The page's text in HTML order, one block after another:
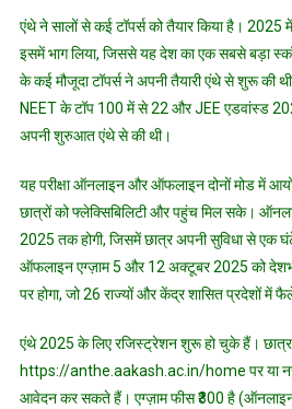
एंथे ने सालों से कई टॉपर्स को तैयार किया है। 2025
इसमें भाग लिया, जिससे यह देश का एक सबसे बड़ा
के कई मौजूदा टॉपर्स ने अपनी तैयारी एंथे से शुरू की
NEET के टॉप 100 में से 22 और JEE एडवांस्ड
अपनी शुरुआत एंथे से की थी।
यह परीक्षा ऑनलाइन और ऑफलाइन दोनों मोड में
छात्रों को फ्लेक्सिबिलिटी और पहुंच मिल सके।
2025 तक होगी, जिसमें छात्र अपनी सुविधा से एक
ऑफलाइन एग्ज़ाम 5 और 12 अक्टूबर 2025 को
पर होगा, जो 26 राज्यों और केंद्र शासित प्रदेशों में
एंथे 2025 के लिए रजिस्ट्रेशन शुरू हो चुके हैं।
https://anthe.aakash.ac.in/home पर या
आवेदन कर सकते हैं। एग्ज़ाम फीस ₹300 है